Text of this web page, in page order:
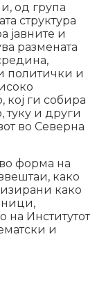
од група
структура
јавните и
размената
политички и
кој ги собира
туку и други
во Северна
во форма на
како
како
на Институтот
и